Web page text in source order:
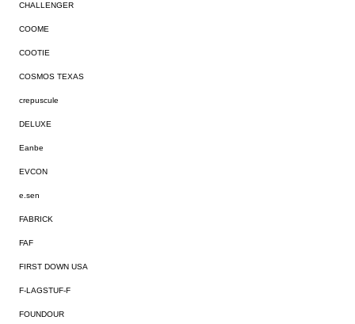
CHALLENGER
COOME
COOTIE
COSMOS TEXAS
crepuscule
DELUXE
Eanbe
EVCON
e.sen
FABRICK
FAF
FIRST DOWN USA
F-LAGSTUF-F
FOUNDOUR